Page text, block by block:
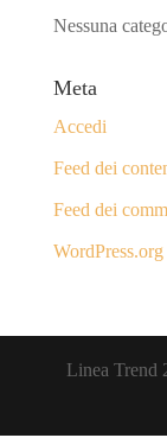
Nessuna
Meta
Accedi
Feed dei
Feed dei
WordPress.org
Linea Trend